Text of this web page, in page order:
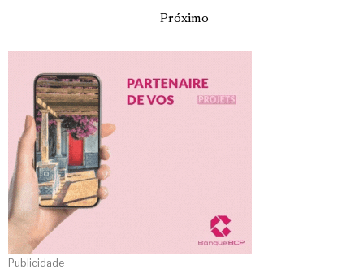
Próximo
Publicidade